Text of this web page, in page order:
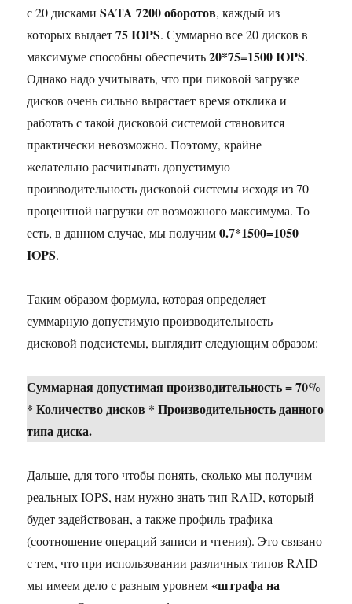
с 20 дискамиSATA 7200 оборотов, каждый из
которых выдает75 IOPS. Суммарно все 20 дисков в
максимуме способны обеспечить20*75=1500 IOPS.
Однако надо учитывать, что при пиковой загрузке
дисков очень сильно вырастает время отклика и
работать с такой дисковой системой становится
практически невозможно. Поэтому, крайне
желательно расчитывать допустимую
производительность дисковой системы исходя из 70
процентной нагрузки от возможного максимума. То
есть, в данном случае, мы получим0.7*1500=1050
IOPS.
Таким образом формула, которая определяет
суммарную допустимую производительность
дисковой подсистемы, выглядит следующим образом:
Суммарная допустимая производительность = 70%
* Количество дисков * Производительность данного
типа диска.
Дальше, для того чтобы понять, сколько мы получим
реальных IOPS, нам нужно знать тип RAID, который
будет задействован, а также профиль трафика
(соотношение операций записи и чтения). Это связано
с тем, что при использовании различных типов RAID
мы имеем дело с разным уровнем«штрафа на